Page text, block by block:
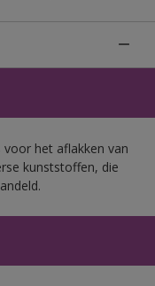
het aflakken van
kunststoffen, die